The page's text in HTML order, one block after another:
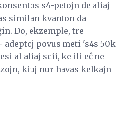
s4-petojn de aliaj
similan kvanton da
Do, ekzemple, tre
adeptoj povus meti 's4s 50k
al aliaj scii, ke ili eĉ ne
kiuj nur havas kelkajn